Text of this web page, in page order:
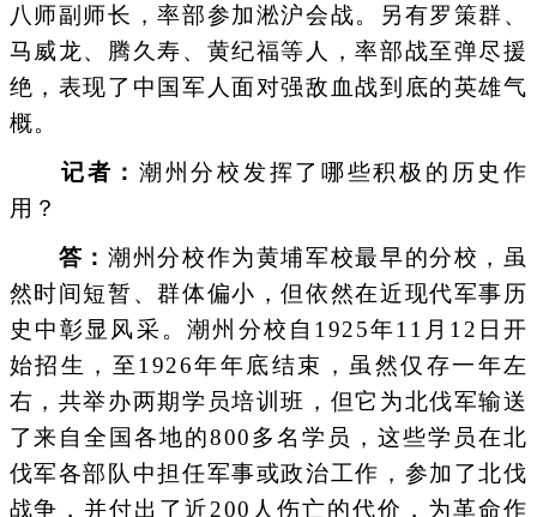
八师副师长，率部参加淞沪会战。另有罗策群、
马威龙、腾久寿、黄纪福等人，率部战至弹尽援
绝，表现了中国军人面对强敌血战到底的英雄气
概。
记者：潮州分校发挥了哪些积极的历史作
用？
答： 潮州分校作为黄埔军校最早的分校，虽
然时间短暂、群体偏小，但依然在近现代军事历
史中彰显风采。潮州分校自1925年11月12日开
始招生，至1926年年底结束，虽然仅存一年左
右，共举办两期学员培训班，但它为北伐军输送
了来自全国各地的800多名学员，这些学员在北
伐军各部队中担任军事或政治工作，参加了北伐
战争，并付出了近200人伤亡的代价，为革命作